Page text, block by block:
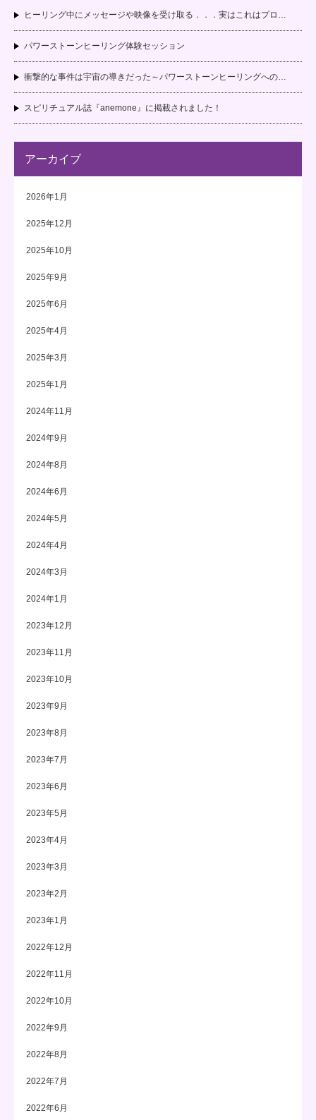
ヒーリング中にメッセージや映像を受け取る．．．実はこれはプロ…
パワーストーンヒーリング体験セッション
衝撃的な事件は宇宙の導きだった～パワーストーンヒーリングへの…
スピリチュアル誌『anemone』に掲載されました！
アーカイブ
2026年1月
2025年12月
2025年10月
2025年9月
2025年6月
2025年4月
2025年3月
2025年1月
2024年11月
2024年9月
2024年8月
2024年6月
2024年5月
2024年4月
2024年3月
2024年1月
2023年12月
2023年11月
2023年10月
2023年9月
2023年8月
2023年7月
2023年6月
2023年5月
2023年4月
2023年3月
2023年2月
2023年1月
2022年12月
2022年11月
2022年10月
2022年9月
2022年8月
2022年7月
2022年6月